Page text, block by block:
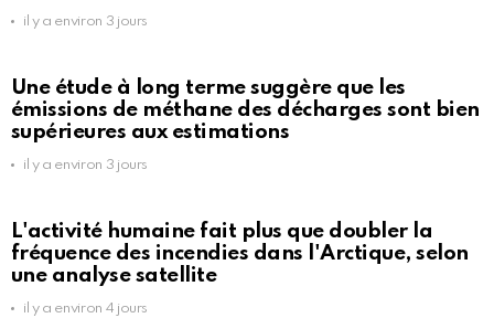
il y a environ 3 jours
Une étude à long terme suggère que les
émissions de méthane des décharges sont bien
supérieures aux estimations
il y a environ 3 jours
L'activité humaine fait plus que doubler la
fréquence des incendies dans l'Arctique, selon
une analyse satellite
il y a environ 4 jours